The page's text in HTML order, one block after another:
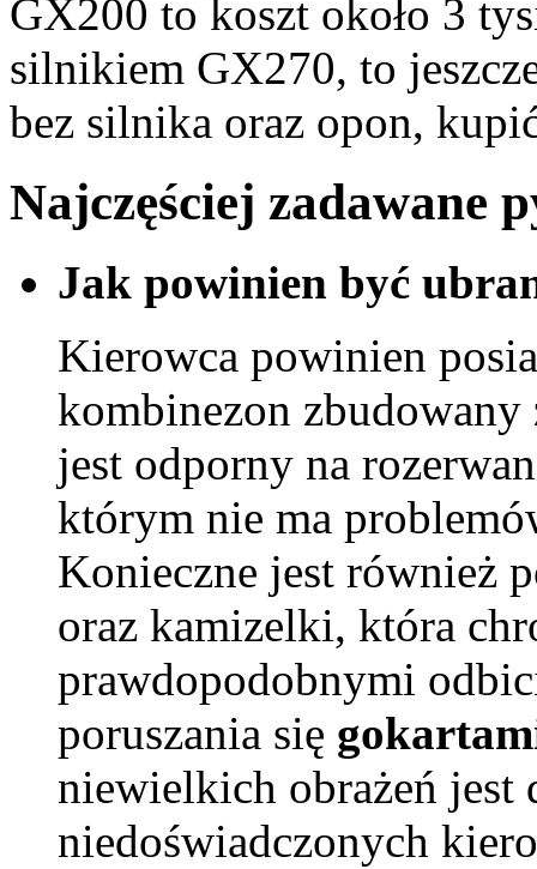
GX200 to koszt około 3
silnikiem GX270, to
bez silnika oraz opon,
Najczęściej zadawane
Jak powinien być
Kierowca powinien
kombinezon zbudowany
jest odporny na
którym nie ma
Konieczne jest również
oraz kamizelki, która
prawdopodobnymi
poruszania się
niewielkich obrażeń jest
niedoświadczonych